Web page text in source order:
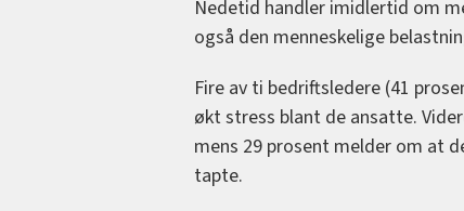
Nedetid handler imidlertid om
også den menneskelige
Fire av ti bedriftsledere (41
økt stress blant de ansatte.
mens 29 prosent melder om at
tapte.